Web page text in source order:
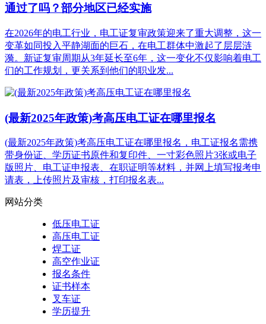
通过了吗？部分地区已经实施
在2026年的电工行业，电工证复审政策迎来了重大调整，这一
变革如同投入平静湖面的巨石，在电工群体中激起了层层涟
漪。新证复审周期从3年延长至6年，这一变化不仅影响着电工
们的工作规划，更关系到他们的职业发...
(最新2025年政策)考高压电工证在哪里报名
(最新2025年政策)考高压电工证在哪里报名，电工证报名需携
带身份证、学历证书原件和复印件、一寸彩色照片3张或电子
版照片、电工证申报表、在职证明等材料，并网上填写报考申
请表，上传照片及审核，打印报名表...
网站分类
低压电工证
高压电工证
焊工证
高空作业证
报名条件
证书样本
叉车证
学历提升